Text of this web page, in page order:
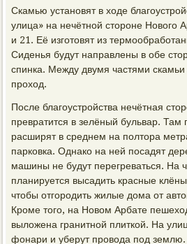
Скамью установят в ходе
улица» на нечётной стороне Нового
и 21. Её изготовят из
Сиденья будут направлены в обе
спинка. Между двумя частями
проход.
После благоустройства нечётная
превратится в зелёный бульвар.
расширят в среднем на полтора
парковка. Однако на ней посадят
машины не будут перегреваться. На
планируется высадить красные
чтобы отгородить жилые дома от
Кроме того, на Новом Арбате
выложена гранитной плиткой. На
фонари и уберут провода под землю.